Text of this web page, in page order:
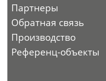
Партнеры
Обратная связь
Производство
Референц-объекты